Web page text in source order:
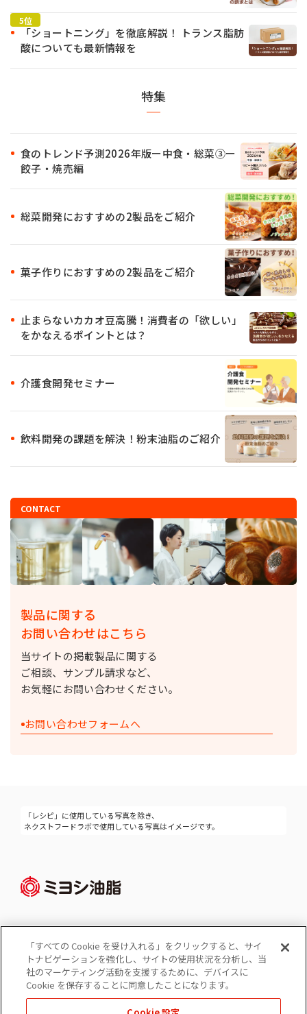
「ショートニング」を徹底解説！ トランス脂肪
酸についても最新情報を
特集
食のトレンド予測2026年版ー中食・総菜③ー
餃子・焼売編
総菜開発におすすめの2製品をご紹介
菓子作りにおすすめの2製品をご紹介
止まらないカカオ豆高騰！消費者の「欲しい」
をかなえるポイントとは？
介護食開発セミナー
飲料開発の課題を解決！粉末油脂のご紹介
CONTACT
製品に関する
お問い合わせはこちら
当サイトの掲載製品に関する
ご相談、サンプル請求など、
お気軽にお問い合わせください。
お問い合わせフォームへ
「レシピ」に使用している写真を除き、
ネクストフードラボで使用している写真はイメージです。
Cookie 設定
コーポレートサイト
個人情報の保護
ソーシャルメディアポリシー
「すべての Cookie を受け入れる」をクリックすると、サイ
トナビゲーションを強化し、サイトの使用状況を分析し、当
社のマーケティング活動を支援するために、デバイスに
Cookie を保存することに同意したことになります。